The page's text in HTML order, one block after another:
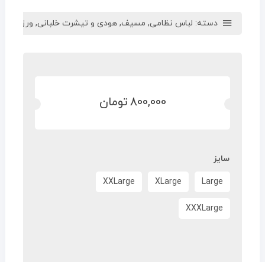
دسته: لباس نظامی, مسیف, هودی و تیشرت خلبانی, ورزشی
800,000تومان
سایز
Large
XLarge
XXLarge
XXXLarge